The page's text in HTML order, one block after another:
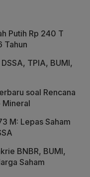
Putih Rp 240 T
Tahun
TPIA, BUMI,
soal Rencana
Mineral
M: Lepas Saham
BNBR, BUMI,
Saham